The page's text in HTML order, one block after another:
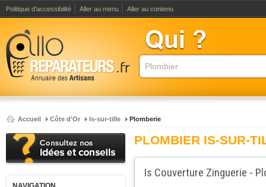
Politique d'accessibilité Aller au menu Aller au contenu
Accueil Côte d'Or Is-sur-tille Plomberie
PLOMBIER IS-SUR-
Is Couverture Zinguerie -